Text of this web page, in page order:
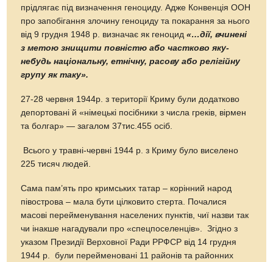
прідлягає під визначення геноциду. Адже Конвенція ООН
про запобігання злочину геноциду та покарання за нього
від 9 грудня 1948 р. визначає як геноцид«…дії, вчинені
з метою знищити повністю або частково яку-
небудь національну, етнічну, расову або релігійну
групу як таку».
27-28 червня 1944р. з території Криму були додатково
депортовані й «німецькі посібники з числа греків, вірмен
та болгар» — загалом 37тис.455 осіб.
Всього у травні-червні 1944 р. з Криму було виселено
225 тисяч людей.
Сама пам’ять про кримських татар – корінний народ
півострова – мала бути цілковито стерта. Почалися
масові перейменування населених пунктів, чиї назви так
чи інакше нагадували про «спецпоселенців». Згідно з
указом Президії Верховної Ради РРФСР від 14 грудня
1944 р. були перейменовані 11 районів та районних